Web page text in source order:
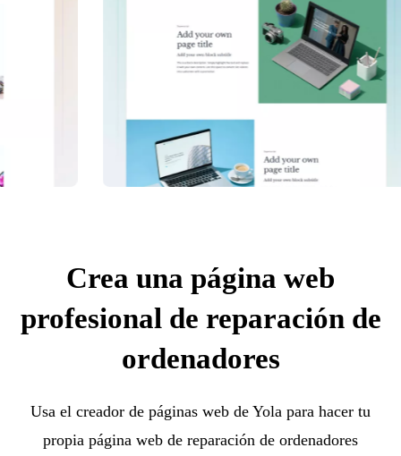
Crea una página web
profesional de reparación de
ordenadores
Usa el creador de páginas web de Yola para hacer tu
propia página web de reparación de ordenadores